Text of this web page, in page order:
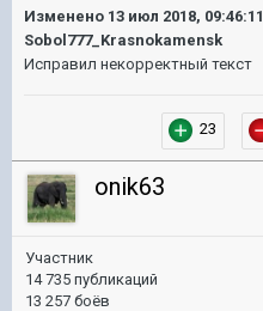
Изменено 13 июл 2018, 09:46:11
Sobol777_Krasnokamensk
Исправил некорректный текст
23
onik63
Участник
14 735 публикаций
13 257 боёв